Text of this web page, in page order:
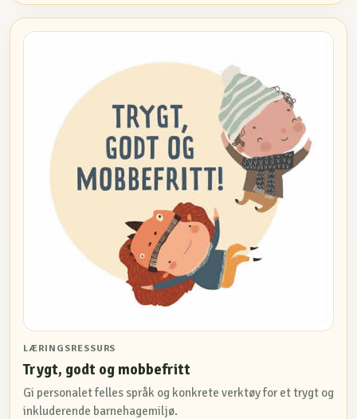
LÆRINGSRESSURS
Trygt, godt og mobbefritt
Gi personalet felles språk og konkrete verktøy for et trygt og
inkluderende barnehagemiljø.